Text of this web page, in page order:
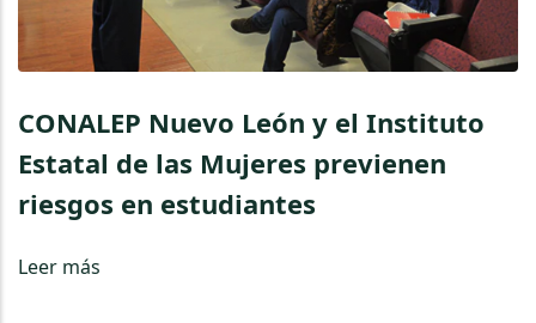
CONALEP Nuevo León y el Instituto
Estatal de las Mujeres previenen
riesgos en estudiantes
Leer más